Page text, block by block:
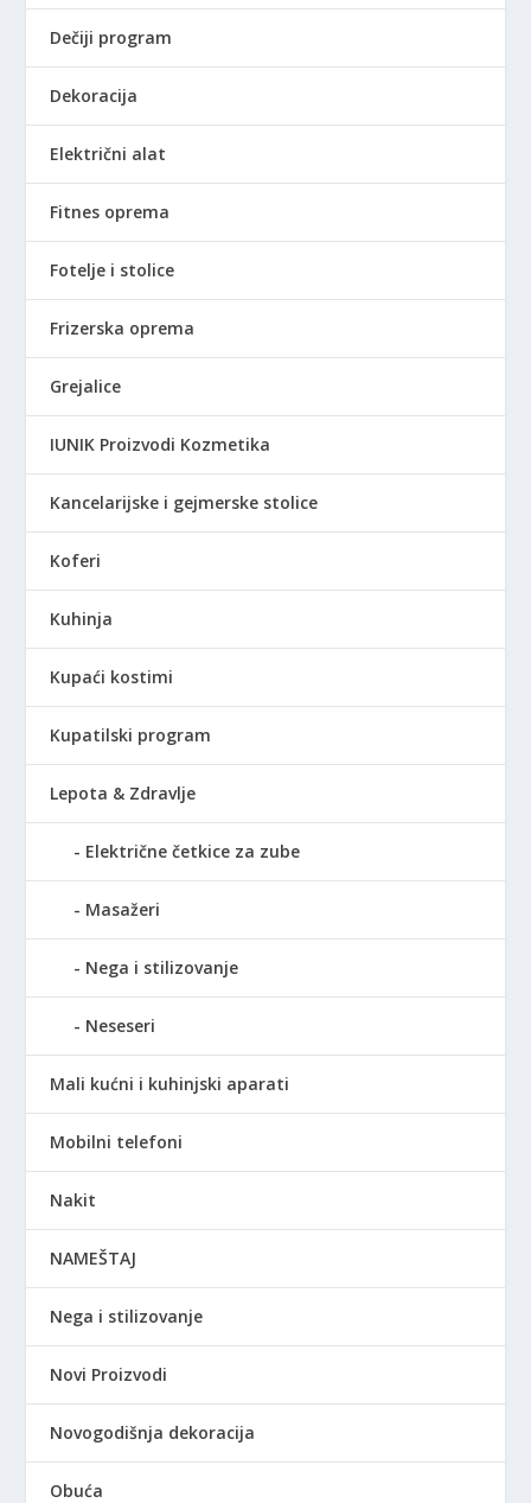
Dečiji program
Dekoracija
Električni alat
Fitnes oprema
Fotelje i stolice
Frizerska oprema
Grejalice
IUNIK Proizvodi Kozmetika
Kancelarijske i gejmerske stolice
Koferi
Kuhinja
Kupaći kostimi
Kupatilski program
Lepota & Zdravlje
Električne četkice za zube
Masažeri
Nega i stilizovanje
Neseseri
Mali kućni i kuhinjski aparati
Mobilni telefoni
Nakit
NAMEŠTAJ
Nega i stilizovanje
Novi Proizvodi
Novogodišnja dekoracija
Obuća